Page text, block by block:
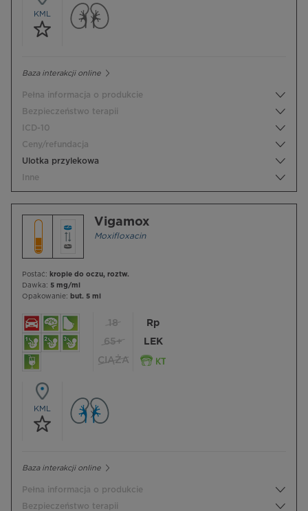
KML
Baza interakcji online
Pełna informacja o produkcie
Bezpieczeństwo terapii
ICD-10
Ceny/refundacja
Ulotka przylekowa
Inne
Vigamox
Moxifloxacin
Postać: krople do oczu, roztw.
Dawka: 5 mg/ml
Opakowanie: but. 5 ml
18
65+
CIĄŻA
Rp
LEK
KML
Baza interakcji online
Pełna informacja o produkcie
Bezpieczeństwo terapii